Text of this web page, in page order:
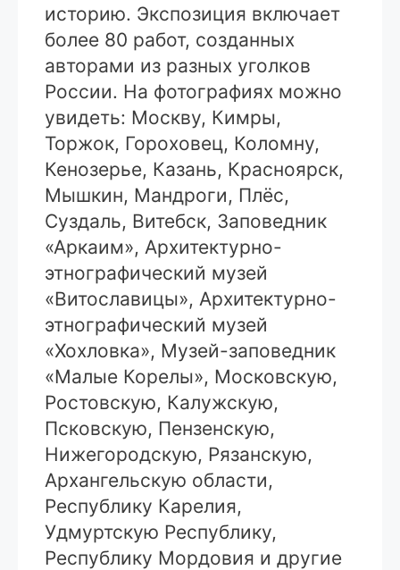
историю. Экспозиция включает
более 80 работ, созданных
авторами из разных уголков
России. На фотографиях можно
увидеть: Москву, Кимры,
Торжок, Гороховец, Коломну,
Кенозерье, Казань, Красноярск,
Мышкин, Мандроги, Плёс,
Суздаль, Витебск, Заповедник
«Аркаим», Архитектурно-
этнографический музей
«Витославицы», Архитектурно-
этнографический музей
«Хохловка», Музей-заповедник
«Малые Корелы», Московскую,
Ростовскую, Калужскую,
Псковскую, Пензенскую,
Нижегородскую, Рязанскую,
Архангельскую области,
Республику Карелия,
Удмуртскую Республику,
Республику Мордовия и другие